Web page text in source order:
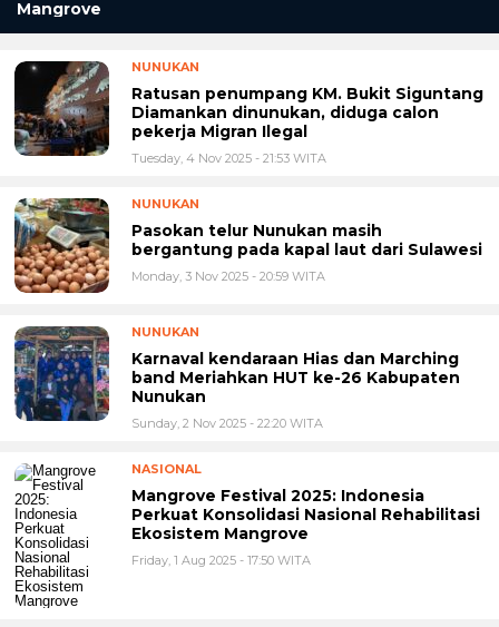
Mangrove
NUNUKAN
Ratusan penumpang KM. Bukit Siguntang
Diamankan dinunukan, diduga calon
pekerja Migran Ilegal
Tuesday, 4 Nov 2025 - 21:53 WITA
NUNUKAN
Pasokan telur Nunukan masih
bergantung pada kapal laut dari Sulawesi
Monday, 3 Nov 2025 - 20:59 WITA
NUNUKAN
Karnaval kendaraan Hias dan Marching
band Meriahkan HUT ke-26 Kabupaten
Nunukan
Sunday, 2 Nov 2025 - 22:20 WITA
NASIONAL
Mangrove Festival 2025: Indonesia
Perkuat Konsolidasi Nasional Rehabilitasi
Ekosistem Mangrove
Friday, 1 Aug 2025 - 17:50 WITA